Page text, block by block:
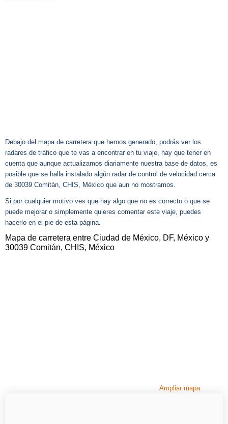
Debajo del mapa de carretera que hemos generado, podrás ver los
radares de tráfico que te vas a encontrar en tu viaje, hay que tener en
cuenta que aunque actualizamos diariamente nuestra base de datos, es
posible que se halla instalado algún radar de control de velocidad cerca
de 30039 Comitán, CHIS, México que aun no mostramos.
Si por cualquier motivo ves que hay algo que no es correcto o que se
puede mejorar o simplemente quieres comentar este viaje, puedes
hacerlo en el pie de esta página.
Mapa de carretera entre Ciudad de México, DF, México y
30039 Comitán, CHIS, México
Ampliar mapa